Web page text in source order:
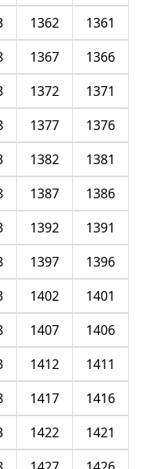
1361
1362
1366
1367
1371
1372
1376
1377
1381
1382
1386
1387
1391
1392
1396
1397
1401
1402
1406
1407
1411
1412
1416
1417
1421
1422